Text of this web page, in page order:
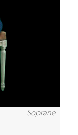
Soprane